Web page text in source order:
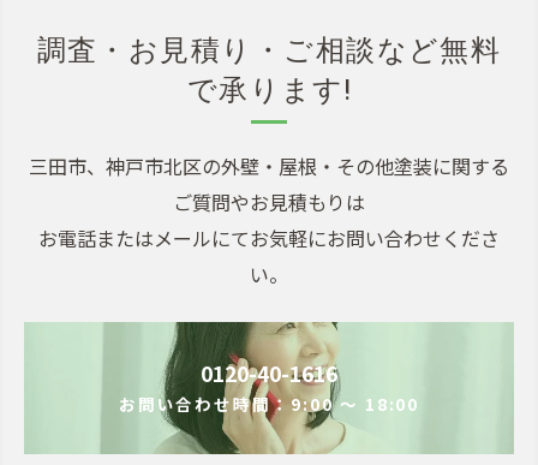
調査・お見積り・ご相談など無料
で承ります!
三田市、神戸市北区の外壁・屋根・その他塗装に関する
ご質問やお見積もりは
お電話またはメールにてお気軽にお問い合わせくださ
い。
0120-40-1616
お問い合わせ時間：9:00 ～ 18:00